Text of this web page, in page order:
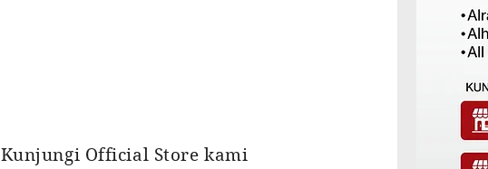
Kunjungi Official Store kami